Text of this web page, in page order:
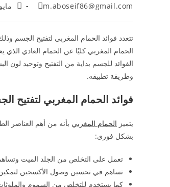
m.aboseif86@gmail.com مايو 25, 2026
تتعدد فوائد الحمام المغربي لتفتيح الجسم
الحمام المغربي كليًا عن الحمام العادي
الفوائد للجسم بداية من التفتيح وتوحيد
وطريقة تطبيقه.
فوائد الحمام المغربي لتفتيح
يتميز الحمام المغربي بأنه من أهم العناصر
بشكل فوري:
تعمل على التخلص من الجلد الميت
تساهم في تحسين وصول الأكسجين
كما يستخدم للتخلص من السموم